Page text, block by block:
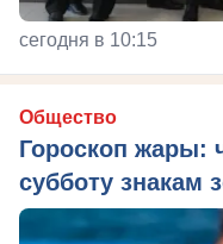
сегодня в 10:15
Общество
Гороскоп жары:
субботу знакам